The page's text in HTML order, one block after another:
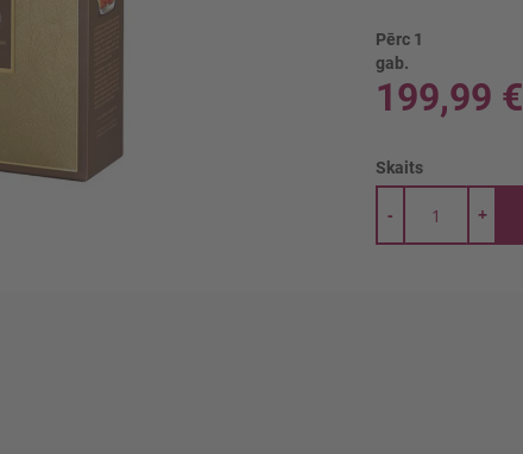
Pērc 1
gab.
199,99 €
Skaits
+
-